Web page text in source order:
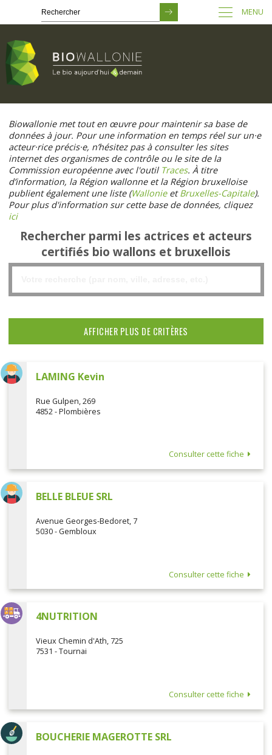
contenu
principal
MENU
Biowallonie met tout en œuvre pour maintenir sa base de
données à jour. Pour une information en temps réel sur un·e
acteur·rice précis·e, n’hésitez pas à consulter les sites
internet des organismes de contrôle ou le site de la
Commission européenne avec l'outil Traces. À titre
d’information, la Région wallonne et la Région bruxelloise
publient également une liste (WallonieetBruxelles-Capitale).
Pour plus d'information sur cette base de données, cliquez
ici
Rechercher parmi les actrices et acteurs
certifiés bio wallons et bruxellois
LAMING Kevin
Rue Gulpen, 269
4852 - Plombières
Consulter cette fiche
BELLE BLEUE SRL
Avenue Georges-Bedoret, 7
5030 - Gembloux
Consulter cette fiche
4NUTRITION
Vieux Chemin d'Ath, 725
7531 - Tournai
Consulter cette fiche
BOUCHERIE MAGEROTTE SRL
AFFICHER PLUS DE CRITÈRES